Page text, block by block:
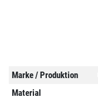
Marke / Produktion
Material